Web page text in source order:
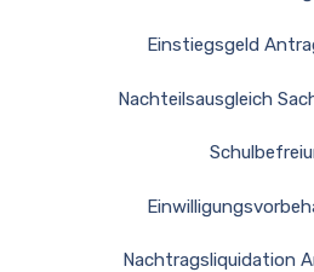
Einstiegsgeld
Nachteilsausgleich
Nachtragsliquidation